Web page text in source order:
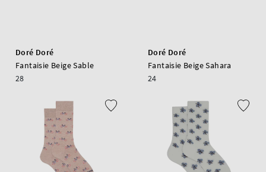
Doré Doré
Fantaisie Beige Sable
28
Doré Doré
Fantaisie Beige Sahara
24